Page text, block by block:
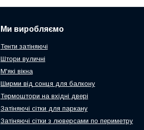
Ми виробляємо
Тенти затіняючі
Штори вуличні
М'які вікна
Ширми від сонця для балкону
Термоштори на вхідні двері
Затіняючі сітки для паркану
Затіняючі сітки з люверсами по периметру